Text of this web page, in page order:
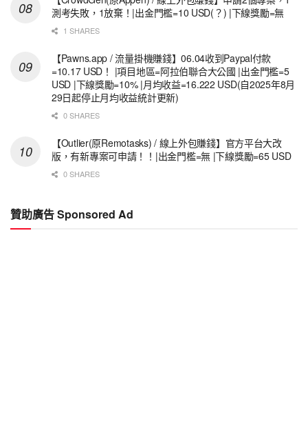
測考失敗，1放棄！|出金門檻=10 USD(？) |下線獎勵=無
1 SHARES
【Pawns.app / 流量掛機賺錢】06.04收到Paypal付款
=10.17 USD！ |項目地區=阿拉伯聯合大公國 |出金門檻=5
USD |下線獎勵=10% |月均收益=16.222 USD(自2025年8月
29日起停止月均收益統計更新)
0 SHARES
【Outlier(原Remotasks) / 線上外包賺錢】官方平台大改
版，有新專案可申請！！|出金門檻=無 |下線獎勵=65 USD
0 SHARES
贊助廣告 Sponsored Ad